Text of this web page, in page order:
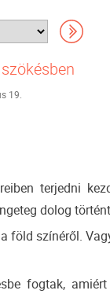
19.
terjedni
dolog
föld színéről.
fogtak,